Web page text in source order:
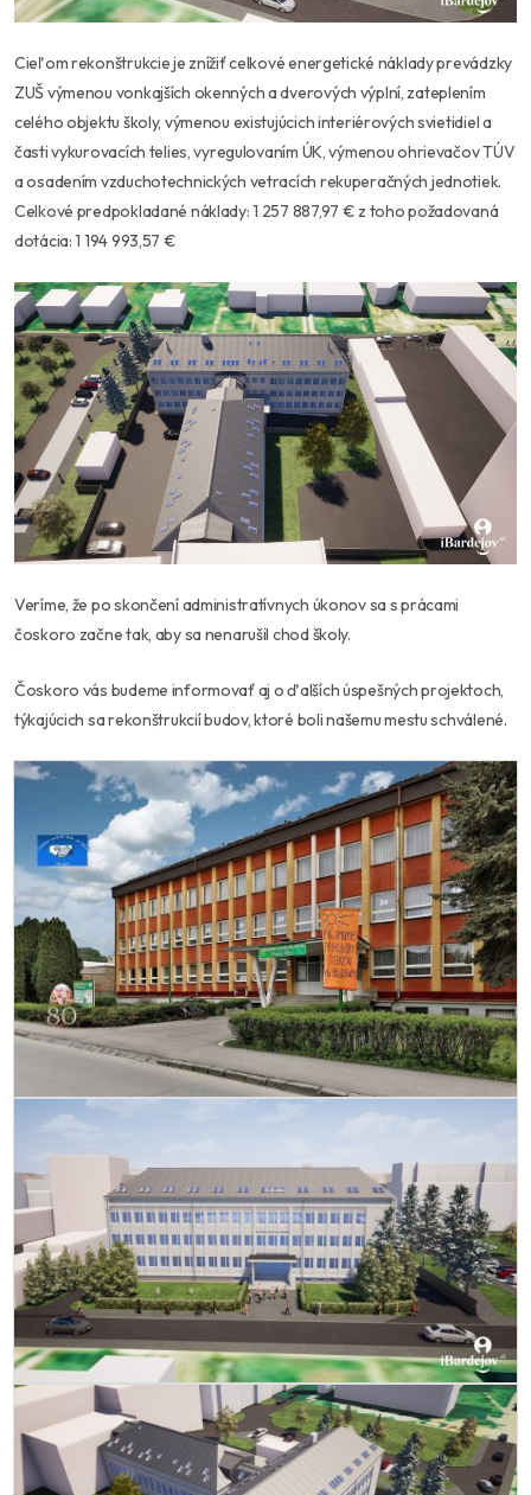
Cieľom rekonštrukcie je znížiť celkové energetické náklady prevádzky
ZUŠ výmenou vonkajších okenných a dverových výplní, zateplením
celého objektu školy, výmenou existujúcich interiérových svietidiel a
časti vykurovacích telies, vyregulovaním ÚK, výmenou ohrievačov TÚV
a osadením vzduchotechnických vetracích rekuperačných jednotiek.
Celkové predpokladané náklady: 1 257 887,97 € z toho požadovaná
dotácia: 1 194 993,57 €
Veríme, že po skončení administratívnych úkonov sa s prácami
čoskoro začne tak, aby sa nenarušil chod školy.
Čoskoro vás budeme informovať aj o ďalších úspešných projektoch,
týkajúcich sa rekonštrukcií budov, ktoré boli našemu mestu schválené.